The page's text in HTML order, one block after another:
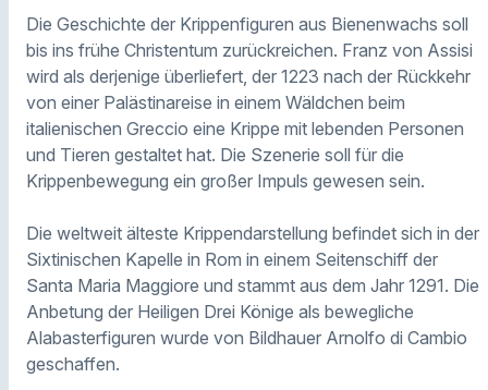
Die Geschichte der Krippenfiguren aus Bienenwachs soll
bis ins frühe Christentum zurückreichen. Franz von Assisi
wird als derjenige überliefert, der 1223 nach der Rückkehr
von einer Palästinareise in einem Wäldchen beim
italienischen Greccio eine Krippe mit lebenden Personen
und Tieren gestaltet hat. Die Szenerie soll für die
Krippenbewegung ein großer Impuls gewesen sein.
Die weltweit älteste Krippendarstellung befindet sich in der
Sixtinischen Kapelle in Rom in einem Seitenschiff der
Santa Maria Maggiore und stammt aus dem Jahr 1291. Die
Anbetung der Heiligen Drei Könige als bewegliche
Alabasterfiguren wurde von Bildhauer Arnolfo di Cambio
geschaffen.